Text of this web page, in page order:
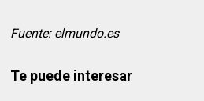
Fuente: elmundo.es
Te puede interesar